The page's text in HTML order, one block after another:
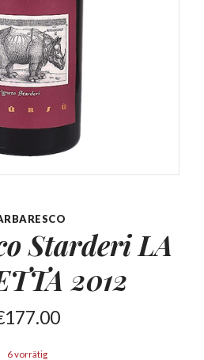
StarderiLA
2012
177.00
6 vorrätig